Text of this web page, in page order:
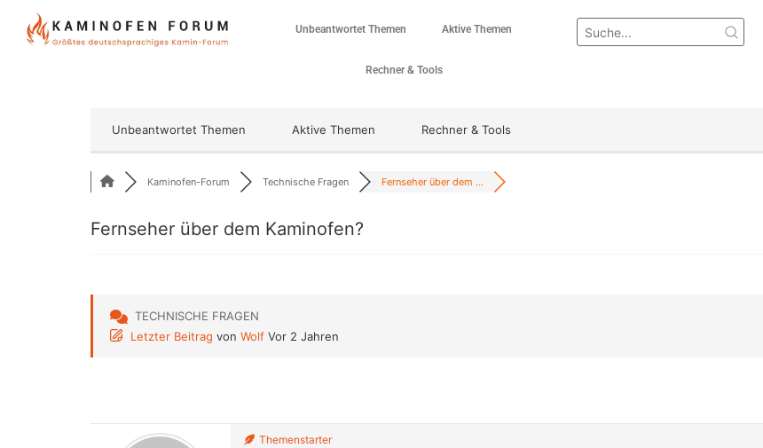
Unbeantwortet Themen Aktive Themen
Rechner & Tools
Unbeantwortet Themen Aktive Themen Rechner & Tools
Kaminofen-Forum Technische Fragen Fernseher über dem ...
Fernseher über dem Kaminofen?
TECHNISCHE FRAGEN
Letzter Beitrag von Wolf Vor 2 Jahren
Themenstarter